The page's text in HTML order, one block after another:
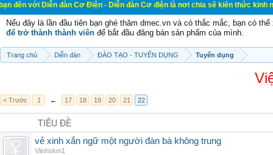
Diễn đàn Cơ Điện - Diễn đàn Cơ điện là nơi chia sẽ kiến thức kinh nghiệm
Nếu đây là lần đầu tiên bạn ghé thăm dmec.vn và có thắc mắc, bạn có
để trở thành thành viên để bắt đầu đăng bán sản phẩm của mình.
Trang chủ Diễn đàn ĐÀO TẠO - TUYỂN DỤNG Tuyển dụng
< Trước 1 ← 17 18 19 20 21 22
TIÊU ĐỀ
vẻ xinh xắn ngữ một người đàn bà không trung
Vlinhskm1